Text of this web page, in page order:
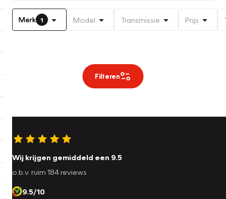
Merk 1 Model Transmissie Prijs
Filteren
Wij krijgen gemiddeld een 9.5
o.b.v. ruim 184 reviews
9.5/10